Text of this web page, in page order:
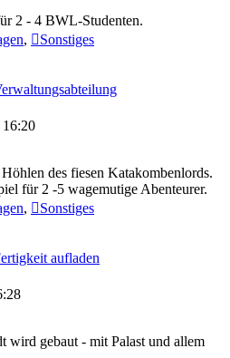
2 - 4 BWL-Studenten.
,
Sonstiges
Beitrag
16:20
des fiesen Katakombenlords.
für 2 -5 wagemutige Abenteurer.
,
Sonstiges
aufladen
wird gebaut - mit Palast und allem